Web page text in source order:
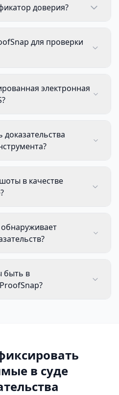
доверия?
для проверки
электронная
в качестве
обнаруживает
доказательств?
быть в
в суде